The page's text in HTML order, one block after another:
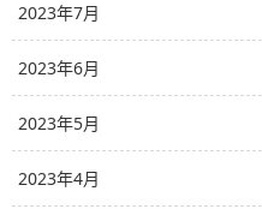
2023年7月
2023年6月
2023年5月
2023年4月